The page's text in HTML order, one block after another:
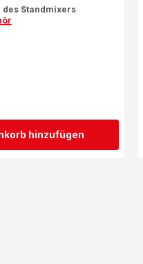
hinzufügen
Standmixers